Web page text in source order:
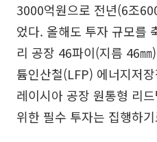
3000억원으로 전년(6조
었다. 올해도 투자 규모를
리 공장 46파이(지름 46
튬인산철(LFP) 에너지저
레이시아 공장 원통형 리
위한 필수 투자는 집행하